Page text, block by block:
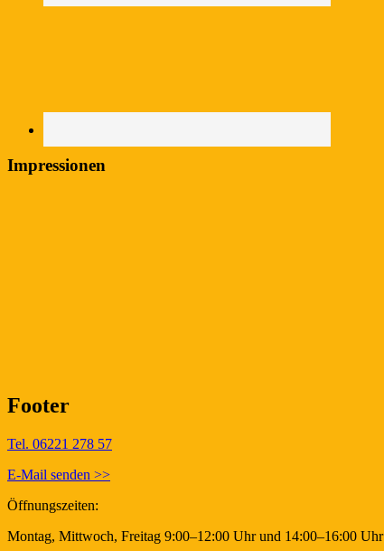
Impressionen
Footer
Tel. 06221 278 57
E-Mail senden >>
Öffnungszeiten:
Montag, Mittwoch, Freitag 9:00–12:00 Uhr und 14:00–16:00 Uhr